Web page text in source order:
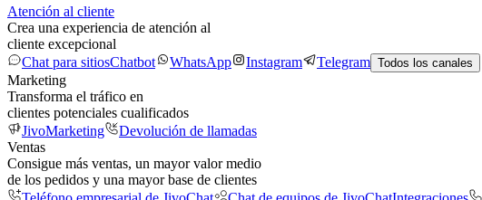
Atención al cliente
Crea una experiencia de atención al
cliente excepcional
Chat para sitiosChatbot WhatsApp Instagram Telegram Todos los canales
Marketing
Transforma el tráfico en
clientes potenciales cualificados
JivoMarketing
Devolución de llamadas
Ventas
Consigue más ventas, un mayor valor medio
de los pedidos y una mayor base de clientes